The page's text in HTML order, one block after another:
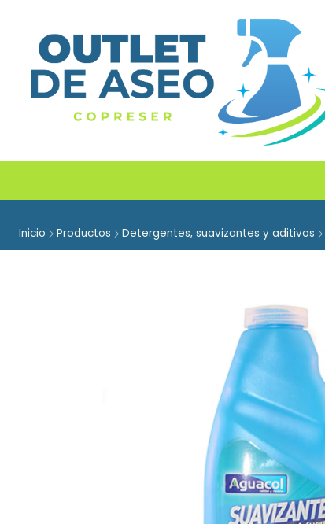
Inicio Productos Detergentes, suavizantes y aditivos